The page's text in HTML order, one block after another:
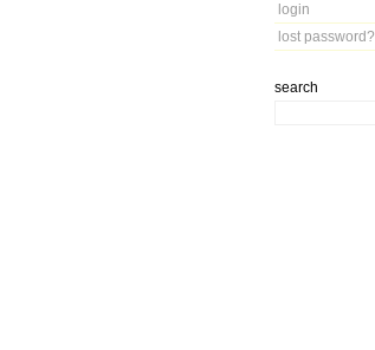
login
lost password?
search